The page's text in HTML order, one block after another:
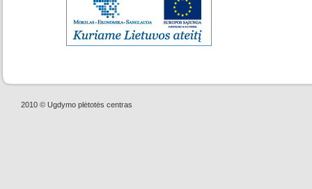
2010 © Ugdymo plėtotės centras